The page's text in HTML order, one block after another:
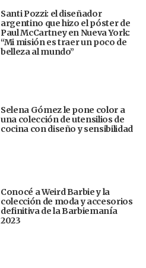
Santi Pozzi: el diseñador
argentino que hizo el póster de
Paul McCartney en Nueva York:
“Mi misión es traer un poco de
belleza al mundo”
Selena Gómez le pone color a
una colección de utensilios de
cocina con diseño y sensibilidad
Conocé a Weird Barbie y la
colección de moda y accesorios
definitiva de la Barbiemanía
2023